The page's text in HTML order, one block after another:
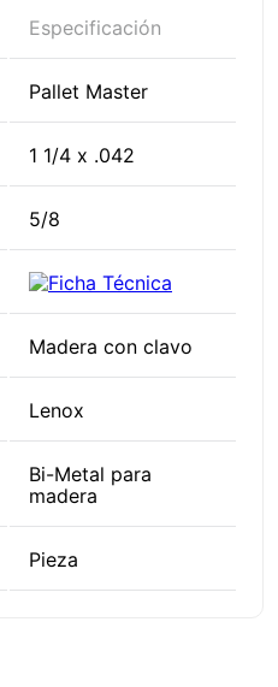
Especificación
Pallet Master
1 1/4 x .042
5/8
Madera con clavo
Lenox
Bi-Metal para
madera
Pieza